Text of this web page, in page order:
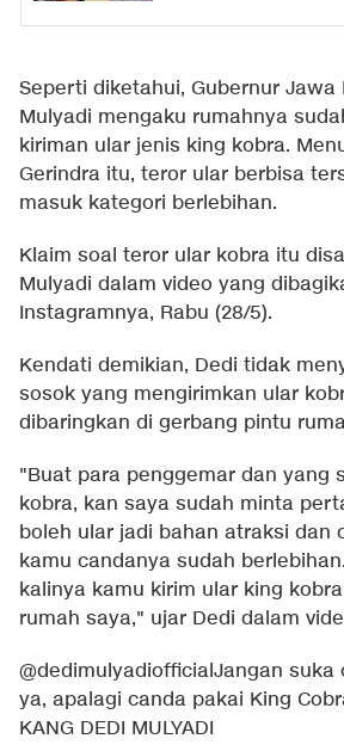
Seperti diketahui, Gubernur Jawa
Mulyadi mengaku rumahnya
kiriman ular jenis king kobra.
Gerindra itu, teror ular berbisa
masuk kategori berlebihan.
Klaim soal teror ular kobra itu
Mulyadi dalam video yang
Instagramnya, Rabu (28/5).
Kendati demikian, Dedi tidak
sosok yang mengirimkan ular
dibaringkan di gerbang pintu
"Buat para penggemar dan yang
kobra, kan saya sudah minta
boleh ular jadi bahan atraksi dan
kamu candanya sudah
kalinya kamu kirim ular king
rumah saya," ujar Dedi dalam
@dedimulyadiofficialJangan suka
ya, apalagi canda pakai King
KANG DEDI MULYADI